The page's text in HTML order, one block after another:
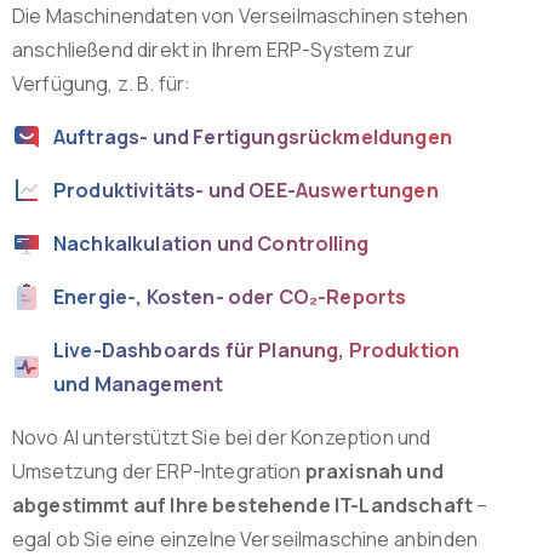
Die Maschinendaten von Verseilmaschinen stehen
anschließend direkt in Ihrem ERP-System zur
Verfügung, z. B. für:
Auftrags- und Fertigungsrückmeldungen
Produktivitäts- und OEE-Auswertungen
Nachkalkulation und Controlling
Energie-, Kosten- oder CO₂-Reports
Live-Dashboards für Planung, Produktion
und Management
Novo AI unterstützt Sie bei der Konzeption und
Umsetzung der ERP-Integration praxisnah und
abgestimmt auf Ihre bestehende IT-Landschaft–
egal ob Sie eine einzelne Verseilmaschine anbinden